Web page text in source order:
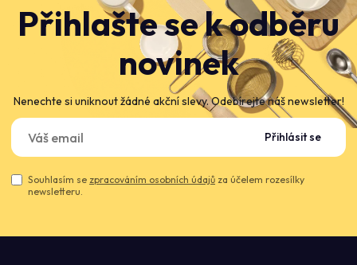
Přihlašte se k odběru
novinek
Nenechte si uniknout žádné akční slevy. Odebírejte náš newsletter!
Přihlásit se
Souhlasím se zpracováním osobních údajů za účelem rozesílky
newsletteru.